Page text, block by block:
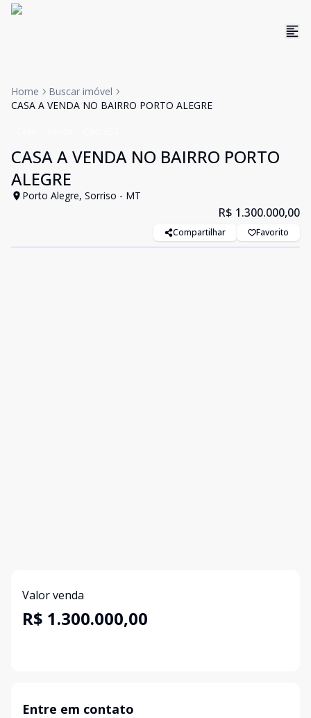
Home
Buscar imóvel
CASA A VENDA NO BAIRRO PORTO ALEGRE
CASA A VENDA NO BAIRRO PORTO
ALEGRE
Porto Alegre, Sorriso - MT
R$ 1.300.000,00
Compartilhar Favorito
Valor venda
R$ 1.300.000,00
Entre em contato